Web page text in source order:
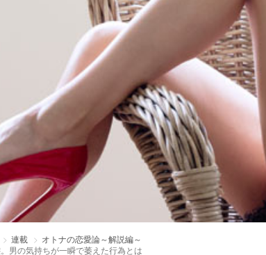
連載
オトナの恋愛論～解説編～
男の気持ちが一瞬で萎えた行為とは